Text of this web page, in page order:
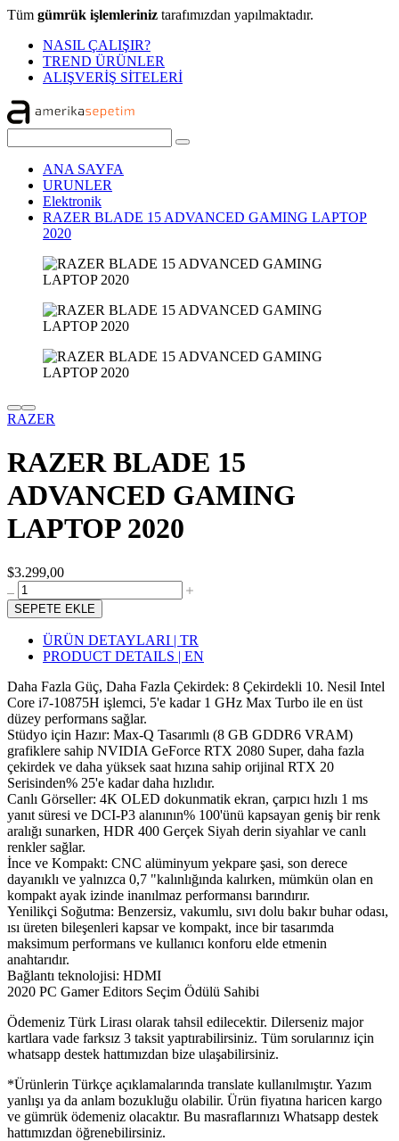
Tüm gümrük işlemleriniz tarafımızdan yapılmaktadır.
NASIL ÇALIŞIR?
TREND ÜRÜNLER
ALIŞVERİŞ SİTELERİ
ANA SAYFA
URUNLER
Elektronik
RAZER BLADE 15 ADVANCED GAMING LAPTOP
2020
RAZER
RAZER BLADE 15
ADVANCED GAMING
LAPTOP 2020
$3.299,00
SEPETE EKLE
ÜRÜN DETAYLARI | TR
PRODUCT DETAILS | EN
Daha Fazla Güç, Daha Fazla Çekirdek: 8 Çekirdekli 10. Nesil Intel
Core i7-10875H işlemci, 5'e kadar 1 GHz Max Turbo ile en üst
düzey performans sağlar.
Stüdyo için Hazır: Max-Q Tasarımlı (8 GB GDDR6 VRAM)
grafiklere sahip NVIDIA GeForce RTX 2080 Super, daha fazla
çekirdek ve daha yüksek saat hızına sahip orijinal RTX 20
Serisinden% 25'e kadar daha hızlıdır.
Canlı Görseller: 4K OLED dokunmatik ekran, çarpıcı hızlı 1 ms
yanıt süresi ve DCI-P3 alanının% 100'ünü kapsayan geniş bir renk
aralığı sunarken, HDR 400 Gerçek Siyah derin siyahlar ve canlı
renkler sağlar.
İnce ve Kompakt: CNC alüminyum yekpare şasi, son derece
dayanıklı ve yalnızca 0,7 "kalınlığında kalırken, mümkün olan en
kompakt ayak izinde inanılmaz performansı barındırır.
Yenilikçi Soğutma: Benzersiz, vakumlu, sıvı dolu bakır buhar odası,
ısı üreten bileşenleri kapsar ve kompakt, ince bir tasarımda
maksimum performans ve kullanıcı konforu elde etmenin
anahtarıdır.
Bağlantı teknolojisi: HDMI
2020 PC Gamer Editors Seçim Ödülü Sahibi
Ödemeniz Türk Lirası olarak tahsil edilecektir. Dilerseniz major
kartlara vade farksız 3 taksit yaptırabilirsiniz. Tüm sorularınız için
whatsapp destek hattımızdan bize ulaşabilirsiniz.
*Ürünlerin Türkçe açıklamalarında translate kullanılmıştır. Yazım
yanlışı ya da anlam bozukluğu olabilir. Ürün fiyatına haricen kargo
ve gümrük ödemeniz olacaktır. Bu masraflarınızı Whatsapp destek
hattımızdan öğrenebilirsiniz.